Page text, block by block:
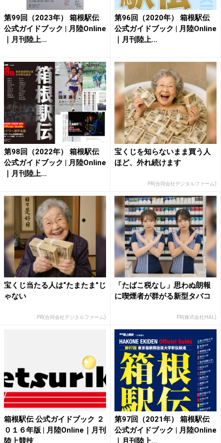
第99回（2023年） 箱根駅伝
公式ガイドブック | 月陸Online
｜月刊陸上...
第96回（2020年） 箱根駅伝
公式ガイドブック | 月陸Online
｜月刊陸上...
第98回（2022年） 箱根駅伝
公式ガイドブック | 月陸Online
｜月刊陸上...
宝くじを知らないまま買う人
ほど、外れ続けます
PR(合同会社デジタルファーム)
宝くじ当たる人は“たまたま”じ
ゃない
PR(合同会社デジタルファーム)
「たばこ税なし」思わぬ朗報
に喫煙者が群がる新型タバコ
PR(株式会社HAL)
箱根駅伝 公式ガイドブック ２
０１６年版 | 月陸Online｜月刊
陸上競技
第97回（2021年） 箱根駅伝
公式ガイドブック | 月陸Online
｜月刊陸上...